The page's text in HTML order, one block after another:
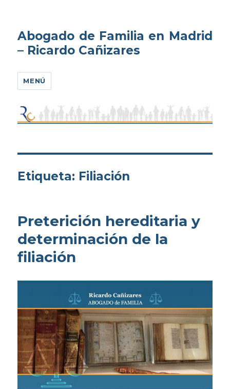
Abogado de Familia en Madrid
– Ricardo Cañizares
MENÚ
Etiqueta: Filiación
Preterición hereditaria y
determinación de la
filiación